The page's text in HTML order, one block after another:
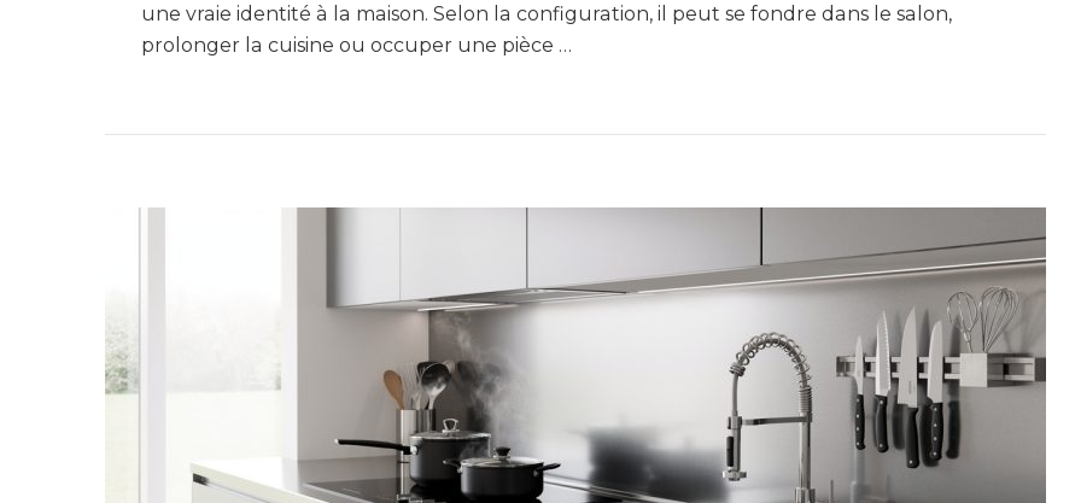
une vraie identité à la maison. Selon la configuration, il peut se fondre dans le salon,
prolonger la cuisine ou occuper une pièce …